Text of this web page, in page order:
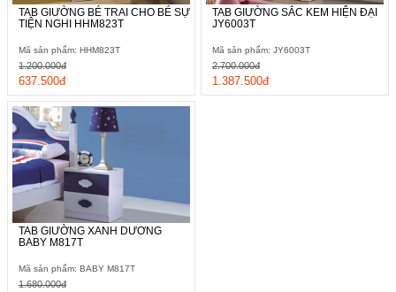
TAB GIƯỜNG BÉ TRAI CHO BÉ SỰ
TIỆN NGHI HHM823T
Mã sản phẩm: HHM823T
637.500đ
1.200.000đ
TAB GIƯỜNG SẮC KEM HIỆN ĐẠI
JY6003T
Mã sản phẩm: JY6003T
1.387.500đ
2.700.000đ
TAB GIƯỜNG XANH DƯƠNG
BABY M817T
Mã sản phẩm: BABY M817T
1.680.000đ